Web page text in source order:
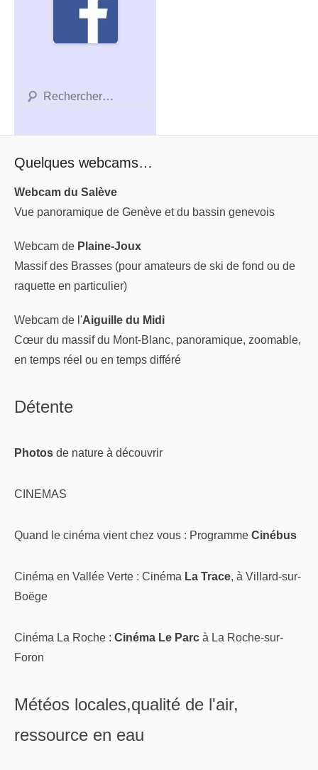
Recherche
Quelques webcams…
Webcam du Salève
Vue panoramique de Genève et du bassin genevois
Webcam de Plaine-Joux
Massif des Brasses (pour amateurs de ski de fond ou de
raquette en particulier)
Webcam de l'Aiguille du Midi
Cœur du massif du Mont-Blanc, panoramique, zoomable,
en temps réel ou en temps différé
Détente
Photos de nature à découvrir
CINEMAS
Quand le cinéma vient chez vous : Programme Cinébus
Cinéma en Vallée Verte : Cinéma La Trace, à Villard-sur-
Boëge
Cinéma La Roche : Cinéma Le Parc à La Roche-sur-
Foron
Météos locales,qualité de l'air,
ressource en eau